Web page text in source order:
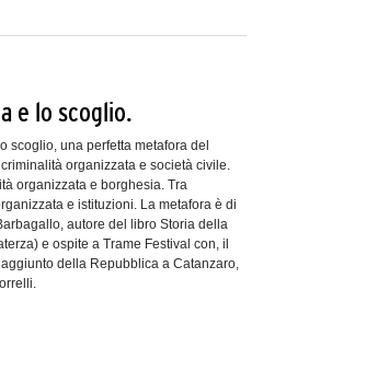
e lo scoglio.
scoglio, una perfetta metafora del
organizzata e società civile.
organizzata e borghesia. Tra
e istituzioni. La metafora è di
autore del libro Storia della
e ospite a Trame Festival con, il
della Repubblica a Catanzaro,